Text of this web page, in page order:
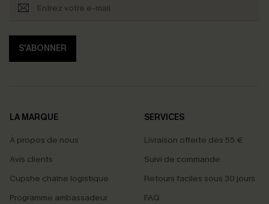
S'ABONNER
LA MARQUE
À propos de nous
Avis clients
Cupshe chaîne logistique
Programme ambassadeur
SERVICES
Livraison offerte dès 55 €
Suivi de commande
Retours faciles sous 30 jours
FAQ